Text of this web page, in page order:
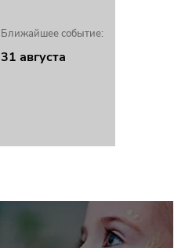
Ближайшее событие:
31 августа